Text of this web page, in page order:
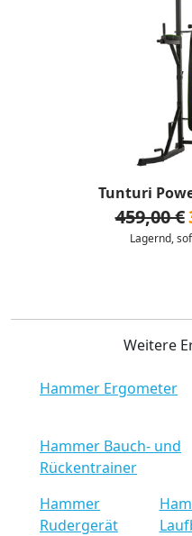
Tunturi
459,00 €
Lagernd,
Weitere
Hammer Ergometer
Hammer Bauch- und
Rückentrainer
Hammer
Rudergerät